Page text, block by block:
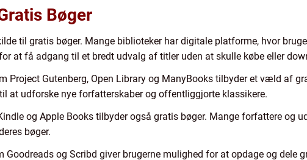
Bøger
til gratis bøger. Mange biblioteker har digitale platforme, hvor
at få adgang til et bredt udvalg af titler uden at skulle købe eller
Project Gutenberg, Open Library og ManyBooks tilbyder et væld af
at udforske nye forfatterskaber og offentliggjorte klassikere.
og Apple Books tilbyder også gratis bøger. Mange forfattere og
bøger.
og Scribd giver brugerne mulighed for at opdage og dele